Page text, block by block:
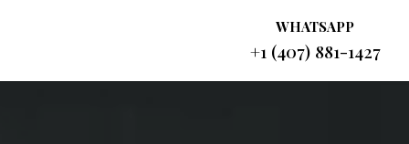
WHATSAPP
+1 (407) 881-1427